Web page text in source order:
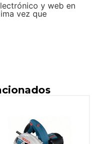
y web en
vez que